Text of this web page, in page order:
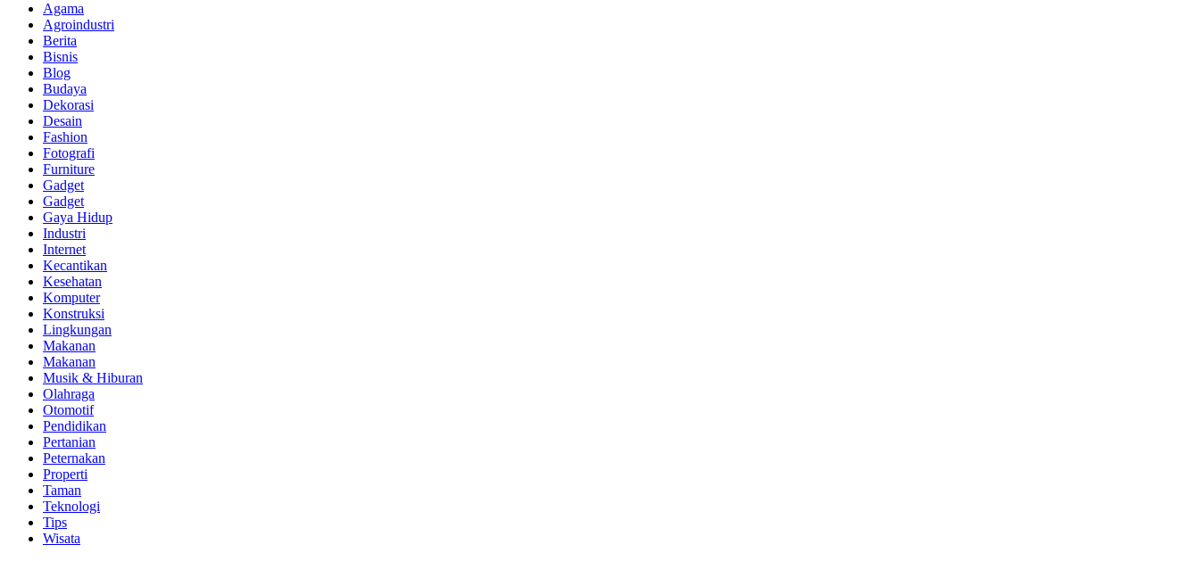
Agama
Agroindustri
Berita
Bisnis
Blog
Budaya
Dekorasi
Desain
Fashion
Fotografi
Furniture
Gadget
Gadget
Gaya Hidup
Industri
Internet
Kecantikan
Kesehatan
Komputer
Konstruksi
Lingkungan
Makanan
Makanan
Musik & Hiburan
Olahraga
Otomotif
Pendidikan
Pertanian
Peternakan
Properti
Taman
Teknologi
Tips
Wisata